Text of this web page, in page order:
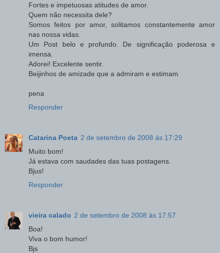
Fortes e impetuosas atitudes de amor.
Quem não necessita dele?
Somos feitos por amor, solitamos constantemente amor
nas nossa vidas.
Um Post belo e profundo. De significação poderosa e
imensa.
Adorei! Excelente sentir.
Beijinhos de amizade que a admiram e estimam
pena
Responder
Catarina Poeta 2 de setembro de 2008 às 17:29
Muito bom!
Já estava com saudades das tuas postagens.
Bjus!
Responder
vieira calado 2 de setembro de 2008 às 17:57
Boa!
Viva o bom humor!
Bjs